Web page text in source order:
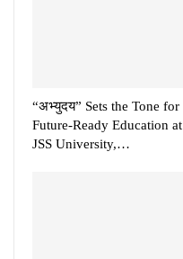
“अभ्युदय” Sets the Tone for
Future-Ready Education at
JSS University,…